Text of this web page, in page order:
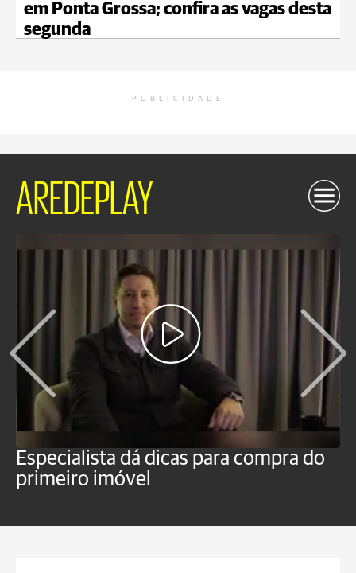
em Ponta Grossa; confira as vagas desta
segunda
PUBLICIDADE
AREDEPLAY
Especialista dá dicas para compra do
primeiro imóvel